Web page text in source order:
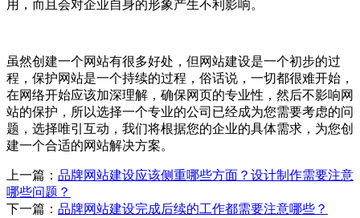
用，而且会对企业自身的形象产生不利影响。
虽然创建一个网站有很多好处，但网站建设是一个初步的过
程，保护网站是一个持续的过程，俗话说，一切都很难开始，
在网络开始应该加深理解，确保网页的专业性，然后不影响网
站的保护，所以选择一个专业的公司已经成为您需要考虑的问
题，选择唯引互动，我们将根据您的企业的具体需求，为您创
建一个合适的网站解决方案。
上一篇： 品牌网站建设应该侧重哪些方面？设计制作需要注意
哪些问题？
下一篇： 品牌网站建设完成后续的工作都需要注意哪些？